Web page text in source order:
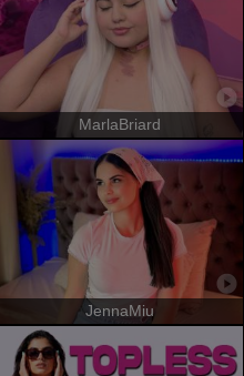
MarlaBriard
JennaMiu